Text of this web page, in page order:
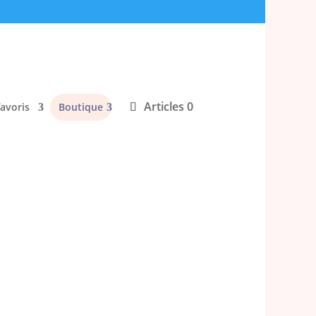
Boutique Articles 0